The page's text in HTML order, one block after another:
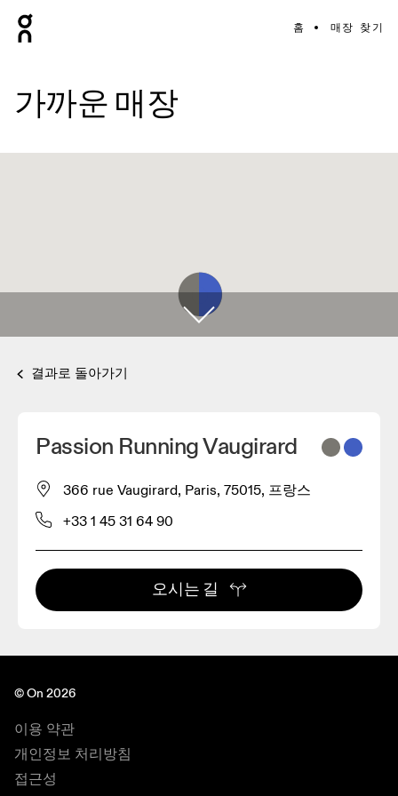
홈 매장 찾기
가까운 매장
결과로 돌아가기
Passion Running Vaugirard
366 rue Vaugirard, Paris, 75015, 프랑스
+33 1 45 31 64 90
오시는 길
© On 2026
이용 약관
개인정보 처리방침
접근성